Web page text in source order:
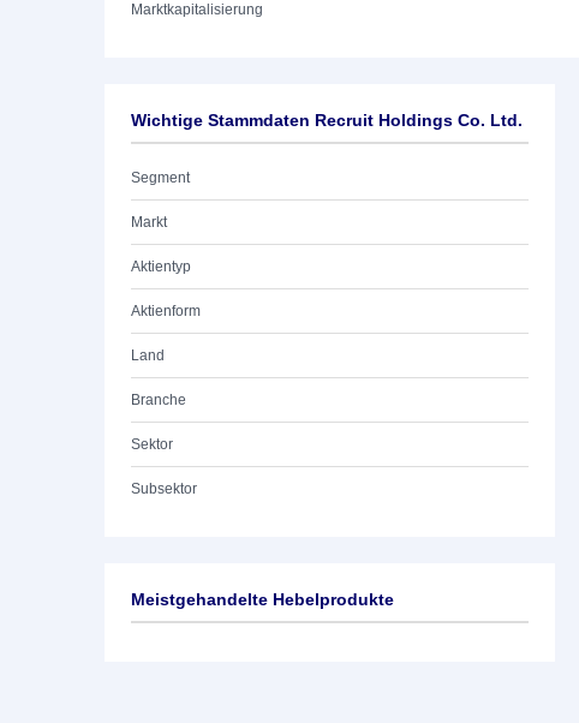
Marktkapitalisierung
Wichtige Stammdaten Recruit Holdings Co. Ltd.
Segment
Markt
Aktientyp
Aktienform
Land
Branche
Sektor
Subsektor
Meistgehandelte Hebelprodukte